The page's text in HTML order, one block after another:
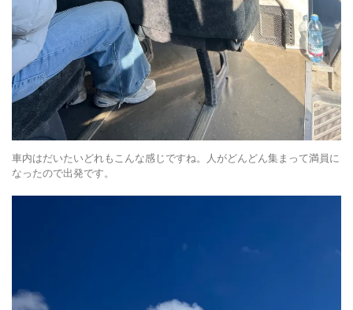
車内はだいたいどれもこんな感じですね。人がどんどん集まって満員に
なったので出発です。